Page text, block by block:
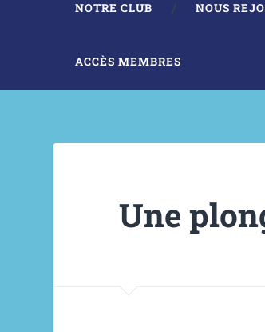
NOTRE CLUB NOUS
ACCÈS MEMBRES
Une